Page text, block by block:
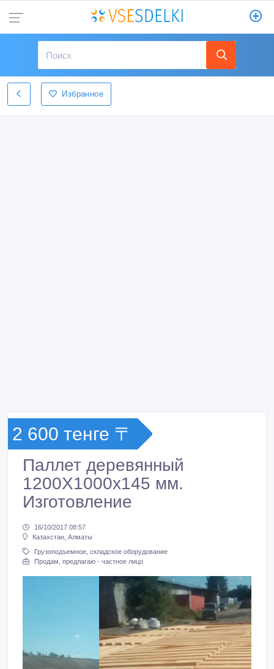
Избранное
2 600 тенге 〒
Паллет деревянный
1200Х1000х145 мм.
Изготовление
16/10/2017 08:57
Казахстан, Алматы
Грузоподъемное, складское оборудование
Продам, предлагаю - частное лицо